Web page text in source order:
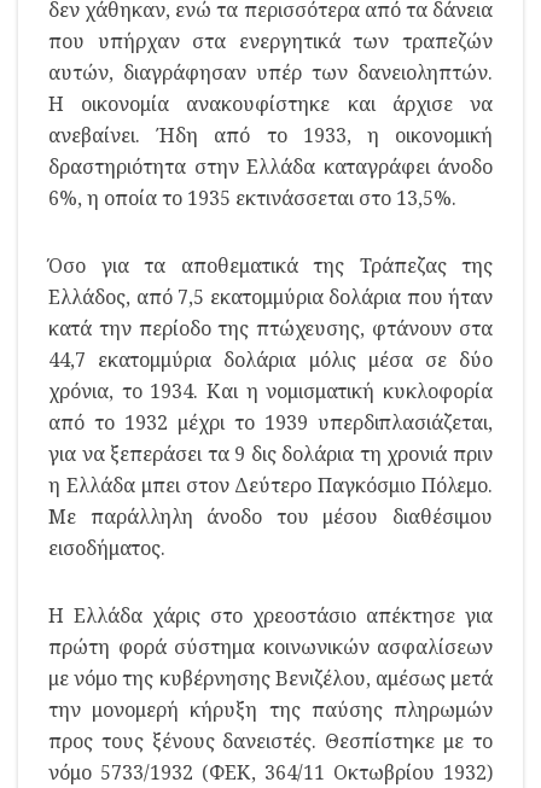
δεν χάθηκαν, ενώ τα περισσότερα από τα δάνεια
που υπήρχαν στα ενεργητικά των τραπεζών
αυτών, διαγράφησαν υπέρ των δανειοληπτών.
Η οικονομία ανακουφίστηκε και άρχισε να
ανεβαίνει. Ήδη από το 1933, η οικονομική
δραστηριότητα στην Ελλάδα καταγράφει άνοδο
6%, η οποία το 1935 εκτινάσσεται στο 13,5%.
Όσο για τα αποθεματικά της Τράπεζας της
Ελλάδος, από 7,5 εκατομμύρια δολάρια που ήταν
κατά την περίοδο της πτώχευσης, φτάνουν στα
44,7 εκατομμύρια δολάρια μόλις μέσα σε δύο
χρόνια, το 1934. Και η νομισματική κυκλοφορία
από το 1932 μέχρι το 1939 υπερδιπλασιάζεται,
για να ξεπεράσει τα 9 δις δολάρια τη χρονιά πριν
η Ελλάδα μπει στον Δεύτερο Παγκόσμιο Πόλεμο.
Με παράλληλη άνοδο του μέσου διαθέσιμου
εισοδήματος.
Η Ελλάδα χάρις στο χρεοστάσιο απέκτησε για
πρώτη φορά σύστημα κοινωνικών ασφαλίσεων
με νόμο της κυβέρνησης Βενιζέλου, αμέσως μετά
την μονομερή κήρυξη της παύσης πληρωμών
προς τους ξένους δανειστές. Θεσπίστηκε με το
νόμο 5733/1932 (ΦΕΚ, 364/11 Οκτωβρίου 1932)